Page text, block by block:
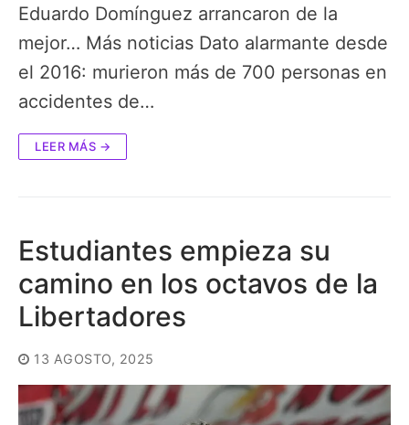
Eduardo Domínguez arrancaron de la
mejor… Más noticias Dato alarmante desde
el 2016: murieron más de 700 personas en
accidentes de…
LEER MÁS →
Estudiantes empieza su
camino en los octavos de la
Libertadores
13 AGOSTO, 2025